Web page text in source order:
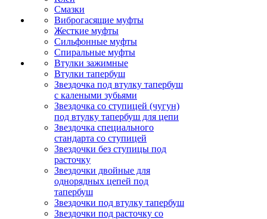
Смазки
Виброгасящие муфты
Жесткие муфты
Сильфонные муфты
Спиральные муфты
Втулки зажимные
Втулки тапербуш
Звездочка под втулку тапербуш
c калеными зубьями
Звездочка со ступицей (чугун)
под втулку тапербуш для цепи
Звездочка специального
стандарта со ступицей
Звездочки без ступицы под
расточку
Звездочки двойные для
однорядных цепей под
тапербуш
Звездочки под втулку тапербуш
Звездочки под расточку со